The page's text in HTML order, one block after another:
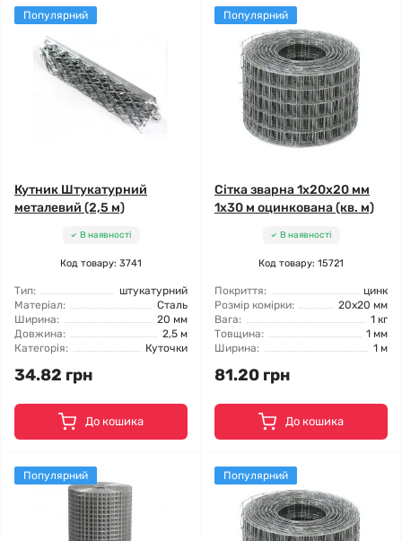
Популярний
Кутник Штукатурний
металевий (2,5 м)
В наявності
Код товару: 3741
Тип:
штукатурний
Матеріал:
Сталь
Ширина:
20 мм
Довжина:
2,5 м
Категорія:
Куточки
34.82 грн
До кошика
Популярний
Сітка зварна 1x20x20 мм
1x30 м оцинкована (кв. м)
В наявності
Код товару: 15721
Покриття:
цинк
Розмір комірки:
20x20 мм
Вага:
1 кг
Товщина:
1 мм
Ширина:
1 м
81.20 грн
До кошика
Популярний Популярний